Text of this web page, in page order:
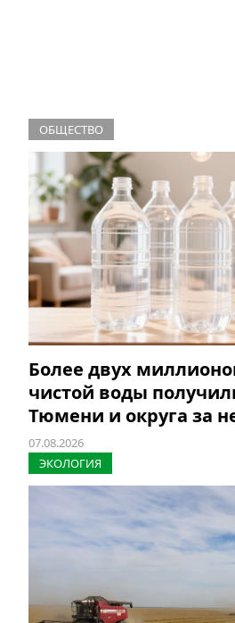
ОБЩЕСТВО
Более двух
чистой воды
Тюмени и округа за
07.08.2026
ЭКОЛОГИЯ